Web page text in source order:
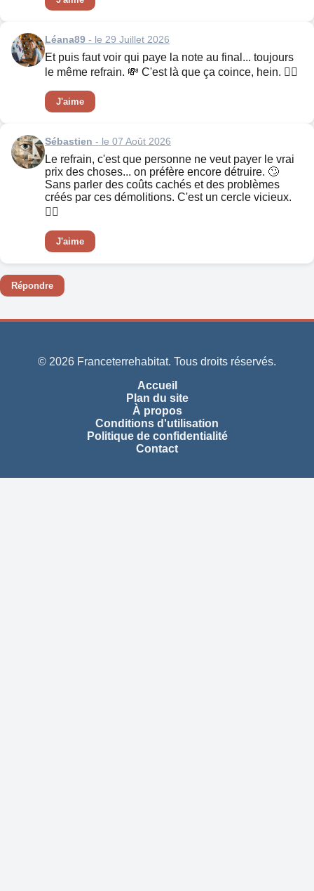
Léana89 - le 29 Juillet 2026
Et puis faut voir qui paye la note au final... toujours
le même refrain. 💸 C'est là que ça coince, hein. 🤷‍♂️
J'aime
Sébastien - le 07 Août 2026
Le refrain, c'est que personne ne veut payer le vrai
prix des choses... on préfère encore détruire. 🙄
Sans parler des coûts cachés et des problèmes
créés par ces démolitions. C'est un cercle vicieux.
😵‍💫
J'aime
Répondre
© 2026 Franceterrehabitat. Tous droits réservés.
Accueil
Plan du site
À propos
Conditions d'utilisation
Politique de confidentialité
Contact